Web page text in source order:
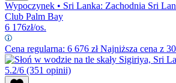
Wypoczynek • Sri Lanka: Zachodnia Sri
Club Palm Bay
6 176zł/os.
Cena regularna: 6 676 złNajniższa cena z
5.2/6 (351 opinii)